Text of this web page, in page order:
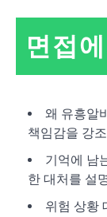
면접
왜 유흥알
책임감을 강
기억에 남
한 대처를 설
위험 상황